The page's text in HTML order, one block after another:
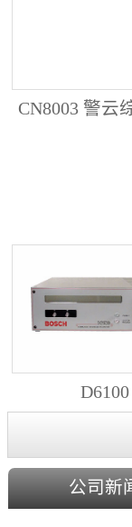
CN8003 警云
D6100
公司新